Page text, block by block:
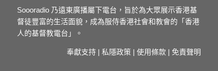
Soooradio 乃遠東廣播屬下電台，旨於為大眾展示香港基
督徒豐富的生活面貌，成為服侍香港社會和教會的「香港
人的基督教電台」。
奉獻支持 | 私隱政策 | 使用條款 | 免責聲明